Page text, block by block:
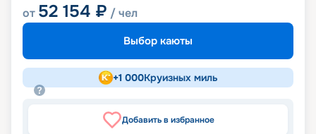
от 52 154 ₽ / чел
Выбор каюты
+1 000Круизных миль
Добавить в избранное